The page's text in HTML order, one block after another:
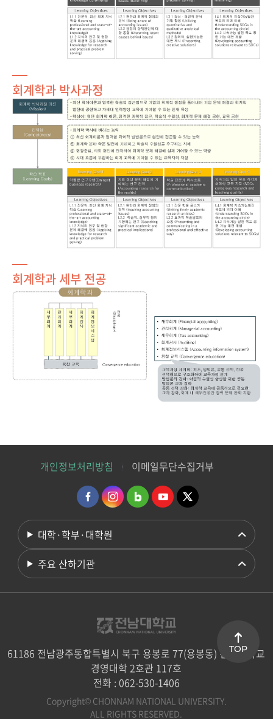
회계학과 박사과정
회계학과 세부 전공
개인정보처리방침 이메일무단수집거부
대학·학부·대학원
주요 산하기관
61186 전남광주통합특별시 북구 용봉로 77(용봉동) 전남대학교
경영대학 2호관 117호
전화 : 062-530-1406
Copyright© CHONNAM NATIONAL UNIVERSITY.
ALL RIGHTS RESERVED.
TOP